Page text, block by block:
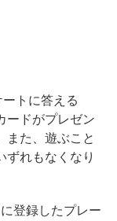
トに答える
ードがプレゼン
また、遊ぶこと
ずれもなくなり
登録したプレー